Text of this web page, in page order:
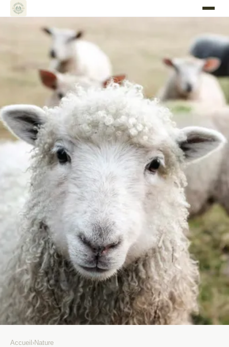
Accueil ›Nature